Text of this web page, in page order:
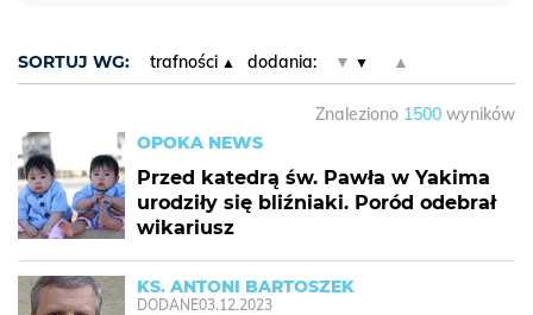
SORTUJ WG: trafności dodania: ▼ ▲
Znaleziono 1500 wyników
OPOKA NEWS
Przed katedrą św. Pawła w Yakima
urodziły się bliźniaki. Poród odebrał
wikariusz
KS. ANTONI BARTOSZEK
DODANE03.12.2023